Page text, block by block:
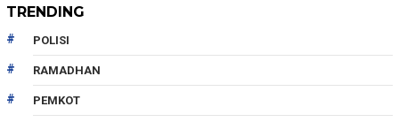
TRENDING
POLISI
RAMADHAN
PEMKOT